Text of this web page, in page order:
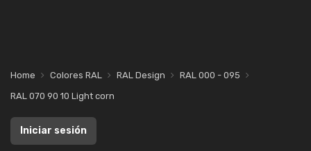
Home Colores RAL RAL Design
RAL 000 - 095
RAL 070 90 10 Light corn
Iniciar sesión